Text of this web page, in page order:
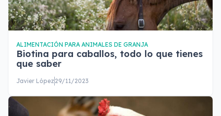
ALIMENTACIÓN PARA ANIMALES DE GRANJA
Biotina para caballos, todo lo que tienes
que saber
Javier López 29/11/2023